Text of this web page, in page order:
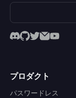
プロダクト
パスワードレス